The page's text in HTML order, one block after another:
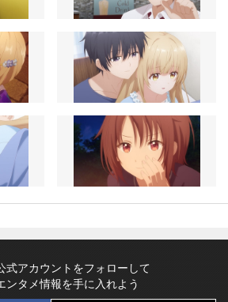
式アカウントをフォローして
ンタメ情報を手に入れよう